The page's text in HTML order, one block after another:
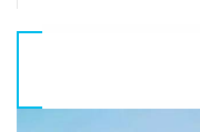
南山南